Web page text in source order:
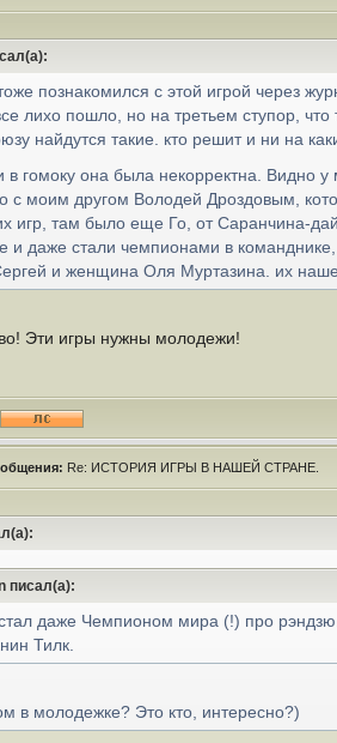
познакомился с этой игрой через
лихо пошло, но на третьем ступор,
найдутся такие. кто решит и ни на
гомоку она была некорректна. Видно у
с моим другом Володей Дроздовым,
игр, там было еще Го, от Саранчина-
и даже стали чемпионами в
и женщина Оля Муртазина. их
Эти игры нужны молодежи!
Re: ИСТОРИЯ ИГРЫ В НАШЕЙ СТРАНЕ.
писал(а):
даже Чемпионом мира (!) про
Тилк.
в молодежке? Это кто, интересно?)